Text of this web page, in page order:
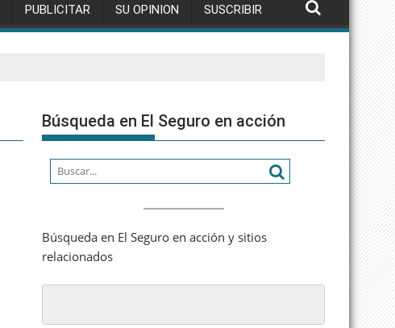
PUBLICITAR SU OPINION SUSCRIBIR
Búsqueda en El Seguro en acción
Búsqueda en El Seguro en acción y sitios
relacionados